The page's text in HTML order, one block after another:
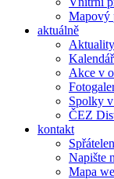
Mapový
aktuálně
Aktuality
Akce v
Spolky
ČEZ
kontakt
Napište
Mapa